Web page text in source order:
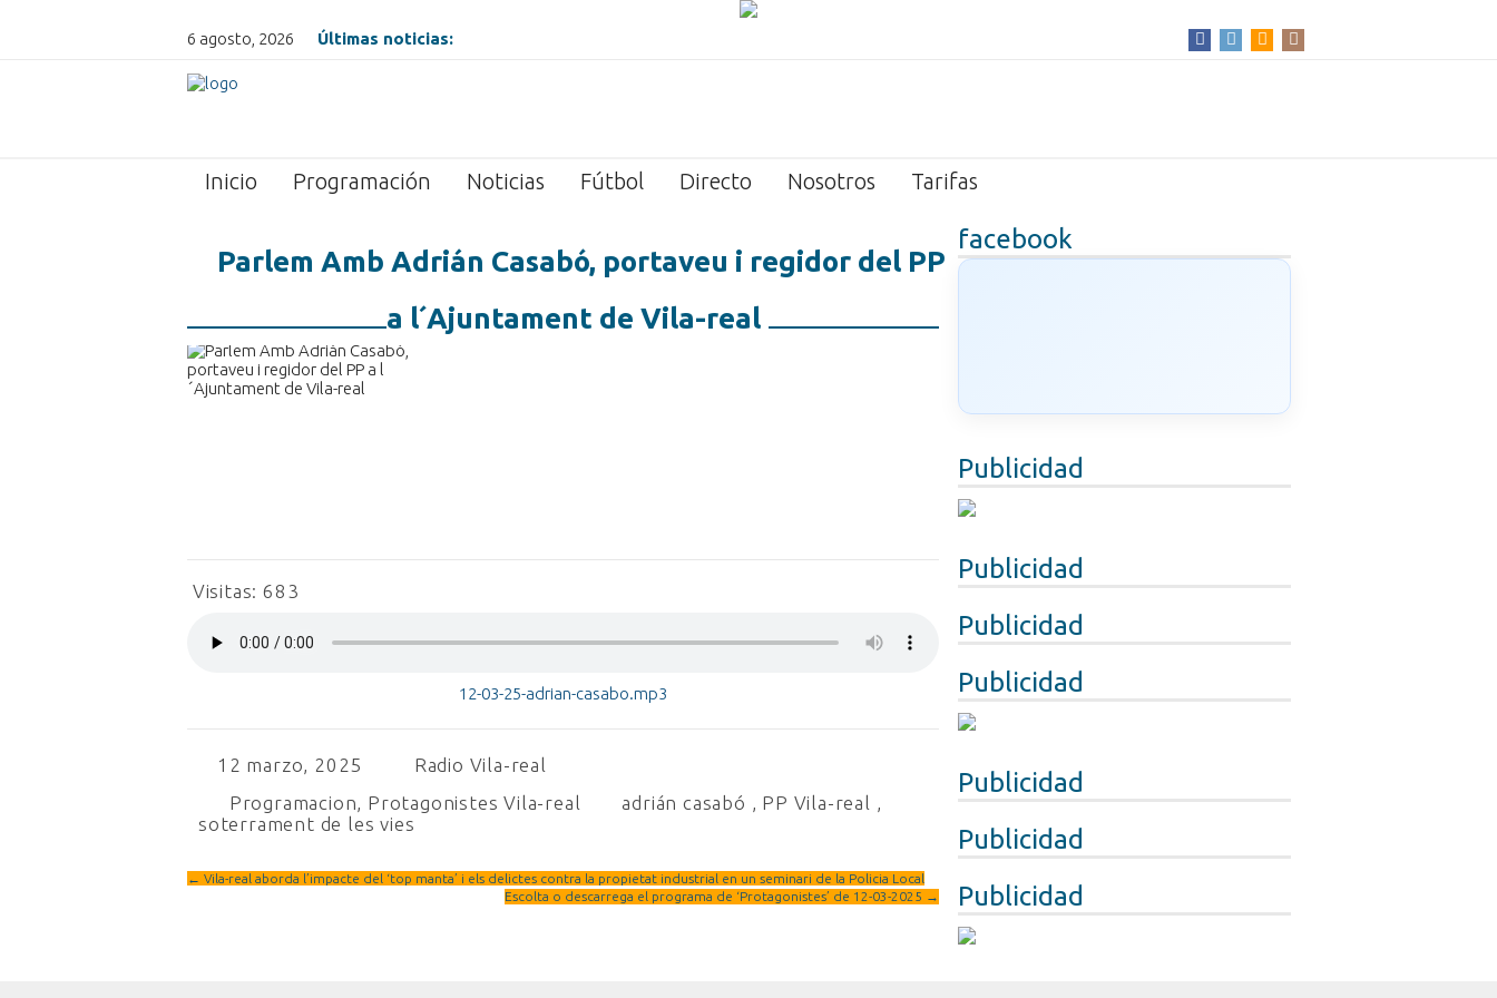
6 agosto, 2026 Últimas noticias:
Inicio Programación Noticias Fútbol Directo Nosotros Tarifas
facebook
Publicidad
Publicidad
Publicidad
Publicidad
Publicidad
Publicidad
Publicidad
Parlem Amb Adrián Casabó, portaveu i regidor del PP
a l´Ajuntament de Vila-real
Visitas: 683
12-03-25-adrian-casabo.mp3
12 marzo, 2025
Radio Vila-real
Programacion, Protagonistes Vila-real adrián casabó , PP Vila-real ,
soterrament de les vies
← Vila-real aborda l’impacte del ‘top manta’ i els delictes contra la propietat industrial en un seminari de la Policia Local
Escolta o descarrega el programa de ‘Protagonistes’ de 12-03-2025 →